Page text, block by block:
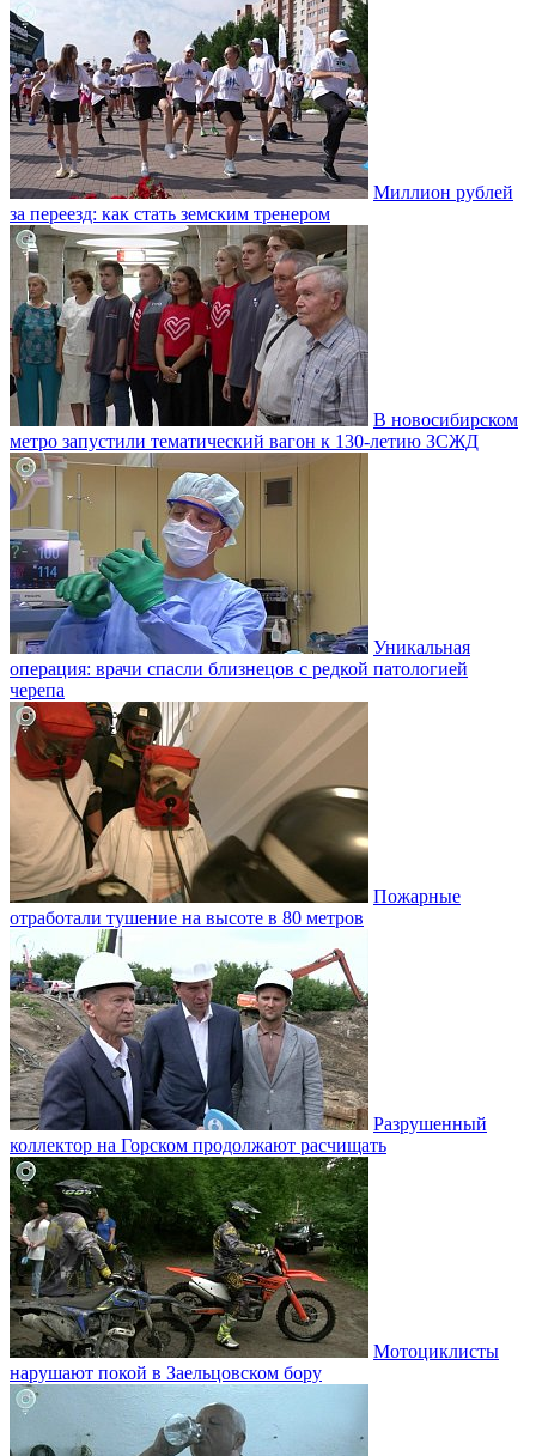
Миллион рублей
за переезд: как стать земским тренером
В новосибирском
метро запустили тематический вагон к 130-летию ЗСЖД
Уникальная
операция: врачи спасли близнецов с редкой патологией
черепа
Пожарные
отработали тушение на высоте в 80 метров
Разрушенный
коллектор на Горском продолжают расчищать
Мотоциклисты
нарушают покой в Заельцовском бору